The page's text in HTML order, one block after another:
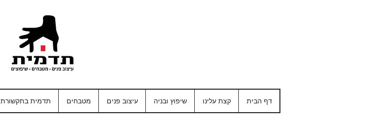
דף הבית קצת עלינו שיפוץ ובניה עיצוב פנים מטבחים תדמית בתקשורת